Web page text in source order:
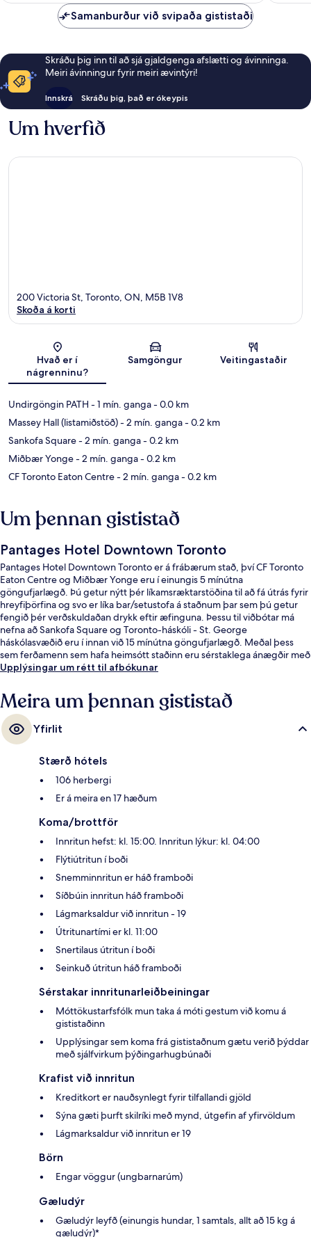
Samanburður við svipaða gististaði
Skráðu þig inn til að sjá gjaldgenga afslætti og ávinninga.
Meiri ávinningur fyrir meiri ævintýri!
Innskrá Skráðu þig, það er ókeypis
Um hverfið
Kort
200 Victoria St, Toronto, ON, M5B 1V8
Skoða á korti
Hvað er í
nágrenninu?
Samgöngur Veitingastaðir
Undirgöngin PATH - 1 mín. ganga- 0.0 km
Massey Hall (listamiðstöð)- 2 mín. ganga- 0.2 km
Sankofa Square- 2 mín. ganga- 0.2 km
Miðbær Yonge- 2 mín. ganga- 0.2 km
CF Toronto Eaton Centre- 2 mín. ganga- 0.2 km
Um þennan gististað
Pantages Hotel Downtown Toronto
Pantages Hotel Downtown Toronto er á frábærum stað, því CF Toronto
Eaton Centre og Miðbær Yonge eru í einungis 5 mínútna
göngufjarlægð. Þú getur nýtt þér líkamsræktarstöðina til að fá útrás fyrir
hreyfiþörfina og svo er líka bar/setustofa á staðnum þar sem þú getur
fengið þér verðskuldaðan drykk eftir æfinguna. Þessu til viðbótar má
nefna að Sankofa Square og Toronto-háskóli - St. George
háskólasvæðið eru í innan við 15 mínútna göngufjarlægð. Meðal þess
sem ferðamenn sem hafa heimsótt staðinn eru sérstaklega ánægðir með
eru þægileg rúm og hjálpsamt starfsfólk. Það er ekki langt að fara til að
stoppistöðin er í 3 mínútna göngufjarlægð og Queen lestarstöðin í 3
mínútna.
Upplýsingar um rétt til afbókunar
Meira um þennan gististað
Yfirlit
Stærð hótels
106 herbergi
Er á meira en 17 hæðum
Koma/brottför
Innritun hefst: kl. 15:00. Innritun lýkur: kl. 04:00
Flýtiútritun í boði
Snemminnritun er háð framboði
Síðbúin innritun háð framboði
Lágmarksaldur við innritun - 19
Útritunartími er kl. 11:00
Snertilaus útritun í boði
Seinkuð útritun háð framboði
Sérstakar innritunarleiðbeiningar
Móttökustarfsfólk mun taka á móti gestum við komu á
gististaðinn
Upplýsingar sem koma frá gististaðnum gætu verið þýddar
með sjálfvirkum þýðingarhugbúnaði
Krafist við innritun
Kreditkort er nauðsynlegt fyrir tilfallandi gjöld
Sýna gæti þurft skilríki með mynd, útgefin af yfirvöldum
Lágmarksaldur við innritun er 19
Börn
Engar vöggur (ungbarnarúm)
Gæludýr
Gæludýr leyfð (einungis hundar, 1 samtals, allt að 15 kg á
gæludýr)*